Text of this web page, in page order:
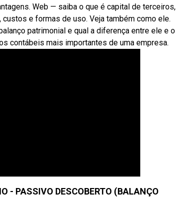
Web — saiba o que é capital de terceiros,
e formas de uso. Veja também como ele.
patrimonial e qual a diferença entre ele e o
contábeis mais importantes de uma empresa.
- PASSIVO DESCOBERTO (BALANÇO